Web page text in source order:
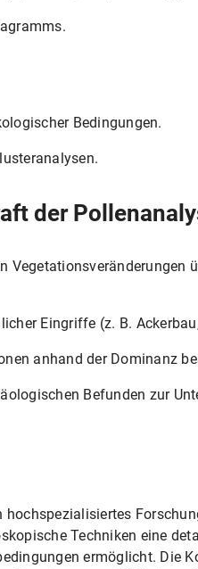
Bedingungen.
der
Vegetationsveränderungen
Eingriffe (z. B.
anhand der Dominanz
Befunden zur
hochspezialisiertes
Techniken eine
ermöglicht. Die